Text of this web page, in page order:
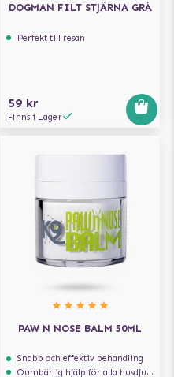
DOGMAN FILT STJÄRNA GRÅ
Perfekt till resan
59 kr
Finns i Lager
PAW N NOSE BALM 50ML
Snabb och effektiv behandling
Oumbärlig hjälp för alla husdjursägare